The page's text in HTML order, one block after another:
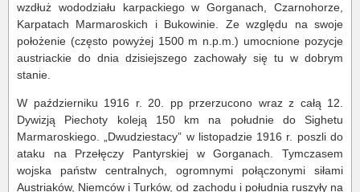
wzdłuż wododziału karpackiego w Gorganach, Czarnohorze,
Karpatach Marmaroskich i Bukowinie. Ze względu na swoje
położenie (często powyżej 1500 m n.p.m.) umocnione pozycje
austriackie do dnia dzisiejszego zachowały się tu w dobrym
stanie.
W październiku 1916 r. 20. pp przerzucono wraz z całą 12.
Dywizją Piechoty koleją 150 km na południe do Sighetu
Marmaroskiego. „Dwudziestacy” w listopadzie 1916 r. poszli do
ataku na Przełęczy Pantyrskiej w Gorganach. Tymczasem
wojska państw centralnych, ogromnymi połączonymi siłami
Austriaków, Niemców i Turków, od zachodu i południa ruszyły na